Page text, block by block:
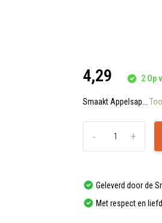
4,29 2 Op
Smaakt Appelsap...
+
-
Geleverd door de
Met respect en